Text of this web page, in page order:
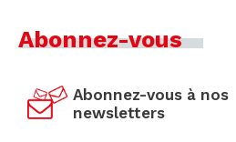
Abonnez-vous
Abonnez-vous à nos
newsletters